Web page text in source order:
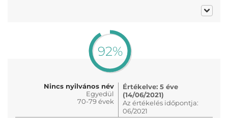
92%
Nincs nyilvános név
Egyedül
70-79 évek
Értékelve: 5 éve
(14/06/2021)
Az értékelés időpontja:
06/2021